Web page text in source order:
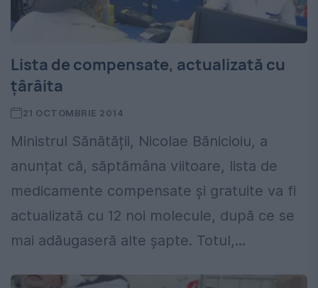
Lista de compensate, actualizată cu
țârâita
21 OCTOMBRIE 2014
Ministrul Sănătății, Nicolae Bănicioiu, a
anunțat că, săptămâna viitoare, lista de
medicamente compensate și gratuite va fi
actualizată cu 12 noi molecule, după ce se
mai adăugaseră alte șapte. Totul,...